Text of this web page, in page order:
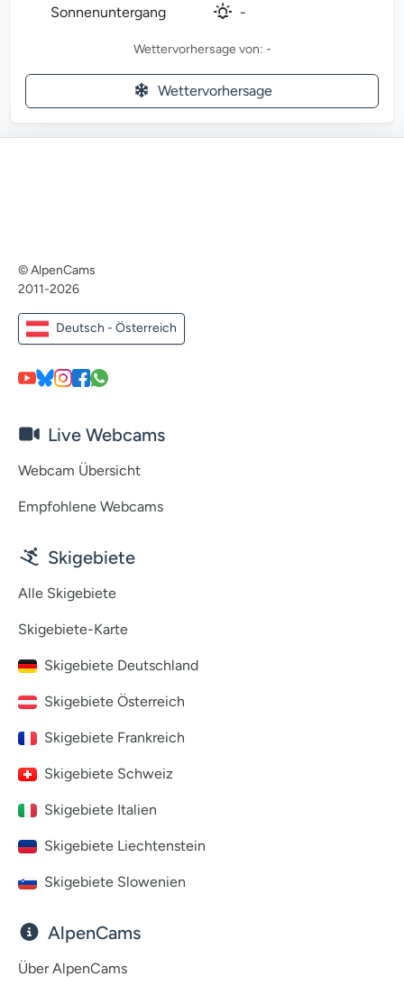
Sonnenuntergang
-
Wettervorhersage von: -
Wettervorhersage
© AlpenCams
2011-2026
Deutsch - Österreich
Live Webcams
Webcam Übersicht
Empfohlene Webcams
Skigebiete
Alle Skigebiete
Skigebiete-Karte
Skigebiete Deutschland
Skigebiete Österreich
Skigebiete Frankreich
Skigebiete Schweiz
Skigebiete Italien
Skigebiete Liechtenstein
Skigebiete Slowenien
AlpenCams
Über AlpenCams